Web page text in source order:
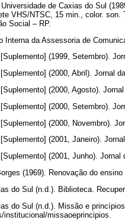
de Caxias do Sul
VHS/NTSC, 15 min., color.
Social – RP.
Interna da Assessoria de
(1999, Setembro).
(2000, Abril). Jornal
(2000, Agosto).
(2000, Setembro).
(2000, Novembro).
(2001, Janeiro).
(2001, Junho).
(1969). Renovação do
do Sul (n.d.). Biblioteca.
do Sul (n.d.). Missão e
institucional/missaoeprincipios.